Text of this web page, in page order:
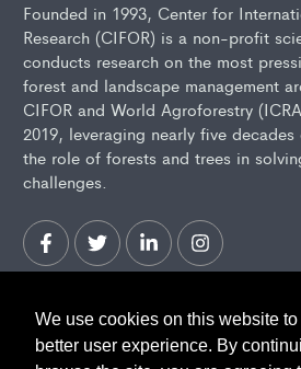
We use cookies on this website
better user experience. By
Founded in 1993, Center for
Research (CIFOR) is a non-profit
conducts research on the most
forest and landscape management
CIFOR and World Agroforestry
2019, leveraging nearly five
the role of forests and trees in
challenges.
2026 Center for International